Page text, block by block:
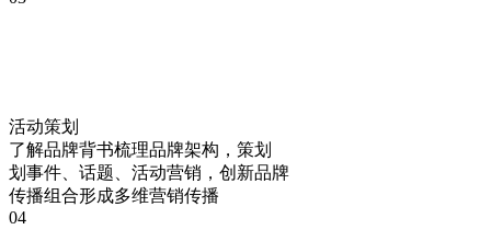
活动策划
了解品牌背书梳理品牌架构，策划
划事件、话题、活动营销，创新品牌
传播组合形成多维营销传播
04